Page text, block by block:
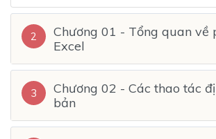
2
Chương 01 - Tổng quan về
Excel
3
Chương 02 - Các thao tác
bản